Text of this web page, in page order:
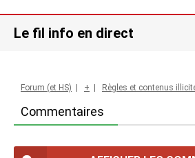
Le fil info en direct
Commentaires
Forum (et HS) + Règles et contenus